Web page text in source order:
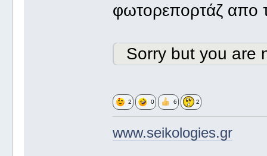
φωτορεπορτάζ απο
Sorry but you are
2 0 6 2
www.seikologies.gr